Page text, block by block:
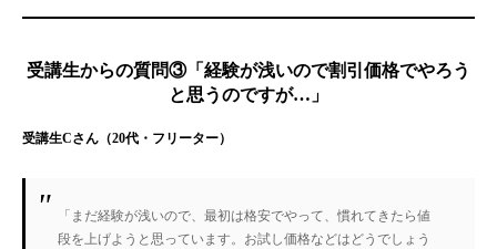
受講生からの質問③「経験が浅いので割引価格でやろう
と思うのですが…」
受講生Cさん（20代・フリーター）
「まだ経験が浅いので、最初は格安でやって、慣れてきたら値
段を上げようと思っています。お試し価格などはどうでしょう